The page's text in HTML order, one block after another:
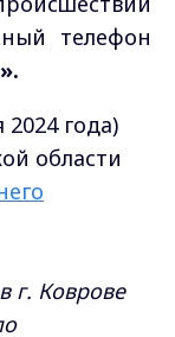
телефон
года)
области
г. Коврове